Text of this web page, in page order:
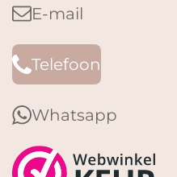
E-mail
Telefoon
Whatsapp